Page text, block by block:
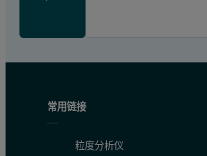
常用链接
粒度分析仪